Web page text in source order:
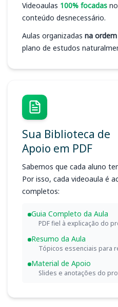
Videoaulas 100% focadas
conteúdo desnecessário.
Aulas organizadas na
plano de estudos
Sua Biblioteca de
Apoio em PDF
Sabemos que cada aluno
Por isso, cada videoaula é
completos:
Guia Completo da Aula
PDF fiel à explicação do
Resumo da Aula
Tópicos essenciais para
Material de Apoio
Slides e anotações do